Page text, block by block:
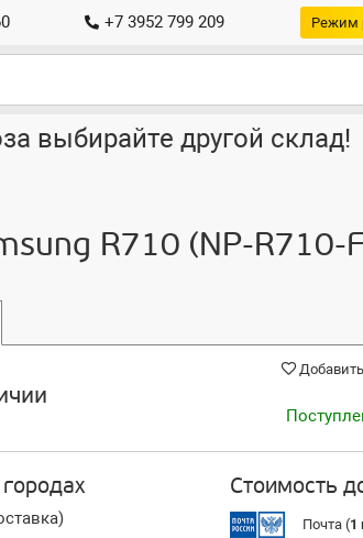
+7 3952 799 209 Режим
выбирайте другой склад!
R710 (NP-R710-
Стоимость
Почта (1